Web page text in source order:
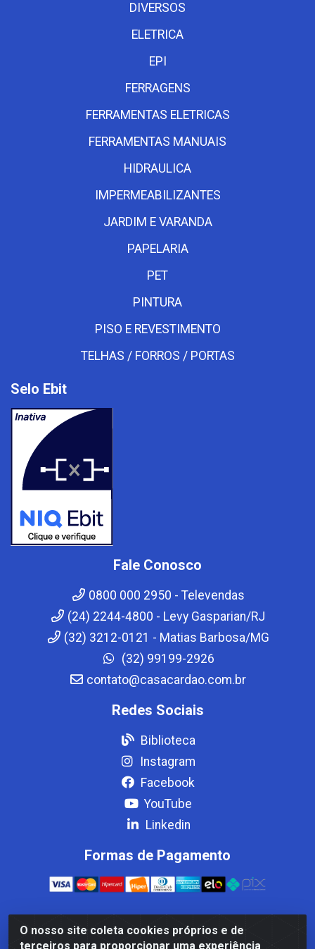
O nosso site coleta cookies próprios e de
terceiros para proporcionar uma experiência
DIVERSOS
ELETRICA
EPI
FERRAGENS
FERRAMENTAS ELETRICAS
FERRAMENTAS MANUAIS
HIDRAULICA
IMPERMEABILIZANTES
JARDIM E VARANDA
PAPELARIA
PET
PINTURA
PISO E REVESTIMENTO
TELHAS / FORROS / PORTAS
Selo Ebit
Fale Conosco
0800 000 2950 - Televendas
(24) 2244-4800 - Levy Gasparian/RJ
(32) 3212-0121 - Matias Barbosa/MG
(32) 99199-2926
contato@casacardao.com.br
Redes Sociais
Biblioteca
Instagram
Facebook
YouTube
Linkedin
Formas de Pagamento
Casa Cardão LTDA - Av. Amaral Peixoto, 910 - Afonso